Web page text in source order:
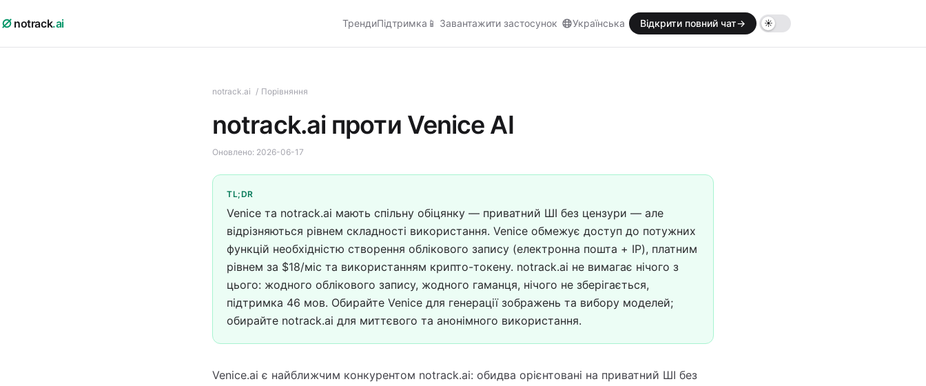
notrack.ai ТрендиПідтримка 📱 Завантажити застосунок Українська Відкрити повний чат→
notrack.ai / Порівняння
notrack.ai проти Venice AI
Оновлено: 2026-06-17
TL;DR
Venice та notrack.ai мають спільну обіцянку — приватний ШІ без цензури — але
відрізняються рівнем складності використання. Venice обмежує доступ до потужних
функцій необхідністю створення облікового запису (електронна пошта + IP), платним
рівнем за $18/міс та використанням крипто-токену. notrack.ai не вимагає нічого з
цього: жодного облікового запису, жодного гаманця, нічого не зберігається,
підтримка 46 мов. Обирайте Venice для генерації зображень та вибору моделей;
обирайте notrack.ai для миттєвого та анонімного використання.
Venice.ai є найближчим конкурентом notrack.ai: обидва орієнтовані на приватний ШІ без